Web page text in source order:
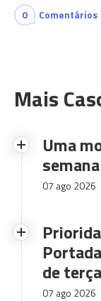
0 Comentários
Mais
Uma
07 ago 2026
de
07 ago 2026